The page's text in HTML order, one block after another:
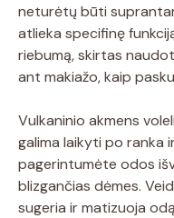
neturėtų būti
atlieka specifinę
riebumą, skirtas
ant makiažo, kaip
Vulkaninio akmens
galima laikyti po ranka
pagerintumėte odos
blizgančias dėmes.
sugeria ir matizuoja